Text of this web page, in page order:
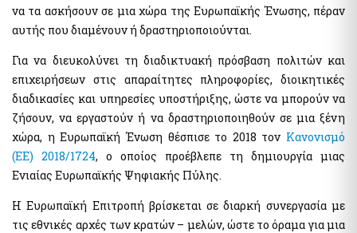
Λοιπές Υπηρεσίες Δ.Δ.
Εθνικό Μητρώο Επικοινωνίας (Ε.Μ.Επ) Κέντρο Ειδοποιήσεων
Κράτος φιλικό προς τον πολίτη (ΔΔ)
Υπηρεσία Εξουσιοδότησης Χρηστών Οριζόντιων
Πληροφοριακών Συστημάτων Δημόσιας Διοίκησης
Υπηρεσία Εξουσιοδότησης Χρηστών Ιδιωτικού Τομέα για
πρόσβαση σε εξειδικευμένα πληροφοριακά συστήματα του
δημοσίου
Μητρώο Ανθρώπινου Δυναμικού Ελληνικού Δημοσίου
Κωδικοί Δημόσιας Διοίκησης
Μητρώο Πιστοποιημένων Εκτιμητών Δημοσίου
Σύνοψη Μητρώου Δεσμεύσεων
Know Your Business – (eGov-KYB)
Σύστημα Ιχνηλασιμότητας Καπνικών Προϊόντων (ID Issuer)
Aκίνητα
Ηλεκτρονική Πλατφόρμα Προστασίας Κύριας Κατοικίας
Φύλλα Υπολογισμού ΑΠΑΑ
Εκτιμήσεις Τιμών Ζώνης ΑΠΑΑ
Μητρώο Αξιών Μεταβιβάσεων Ακινήτων
Πλατφόρμα δήλωσης διόρθωσης τ.μ. ακινήτων προς τους ΟΤΑ
Προστασία Κύριας Κατοικίας πληγέντων Κορωνοιού
να τα ασκήσουν σε μια χώρα της Ευρωπαϊκής Ένωσης, πέραν
αυτής που διαμένουν ή δραστηριοποιούνται.
Για να διευκολύνει τη διαδικτυακή πρόσβαση πολιτών και
επιχειρήσεων στις απαραίτητες πληροφορίες, διοικητικές
διαδικασίες και υπηρεσίες υποστήριξης, ώστε να μπορούν να
ζήσουν, να εργαστούν ή να δραστηριοποιηθούν σε μια ξένη
χώρα, η Ευρωπαϊκή Ένωση θέσπισε το 2018 τον Κανονισμό
(ΕΕ) 2018/1724, ο οποίος προέβλεπε τη δημιουργία μιας
Ενιαίας Ευρωπαϊκής Ψηφιακής Πύλης.
Η Ευρωπαϊκή Επιτροπή βρίσκεται σε διαρκή συνεργασία με
τις εθνικές αρχές των κρατών – μελών, ώστε το όραμα για μια